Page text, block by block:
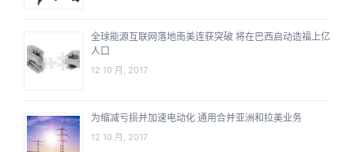
全球能源互联网落地南美连获突破 将在巴西启动造福上亿
人口
12 10 月, 2017
为缩减亏损并加速电动化 通用合并亚洲和拉美业务
12 10 月, 2017